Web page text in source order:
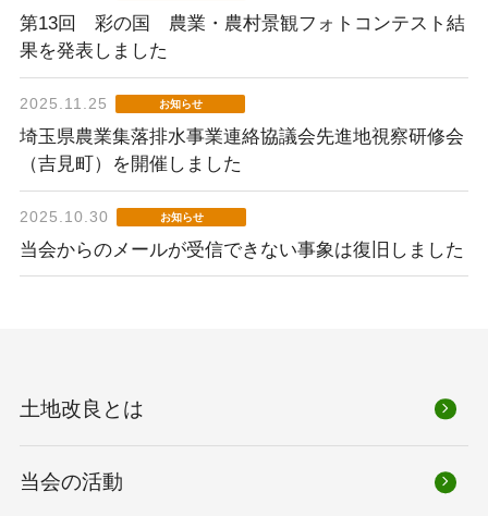
第13回 彩の国 農業・農村景観フォトコンテスト結
果を発表しました
2025.11.25 お知らせ
埼玉県農業集落排水事業連絡協議会先進地視察研修会
（吉見町）を開催しました
2025.10.30 お知らせ
当会からのメールが受信できない事象は復旧しました
土地改良とは
当会の活動